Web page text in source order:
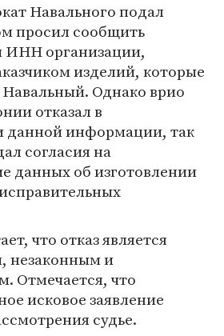
Навального подал
просил сообщить
ИНН организации,
изделий, которые
Однако врио
отказал в
данной информации, так
согласия на
данных об изготовлении
что отказ является
незаконным и
Отмечается, что
исковое заявление
судье.